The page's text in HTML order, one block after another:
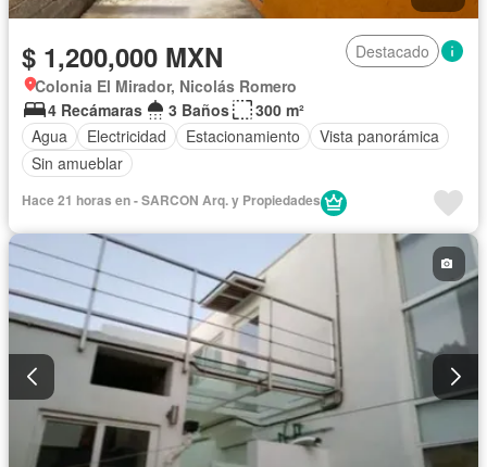
$ 1,200,000 MXN
Destacado
Colonia El Mirador, Nicolás Romero
4 Recámaras
3 Baños
300 m²
Agua
Electricidad Estacionamiento
Vista panorámica
Sin amueblar
Hace 21 horas en - SARCON Arq. y Propiedades